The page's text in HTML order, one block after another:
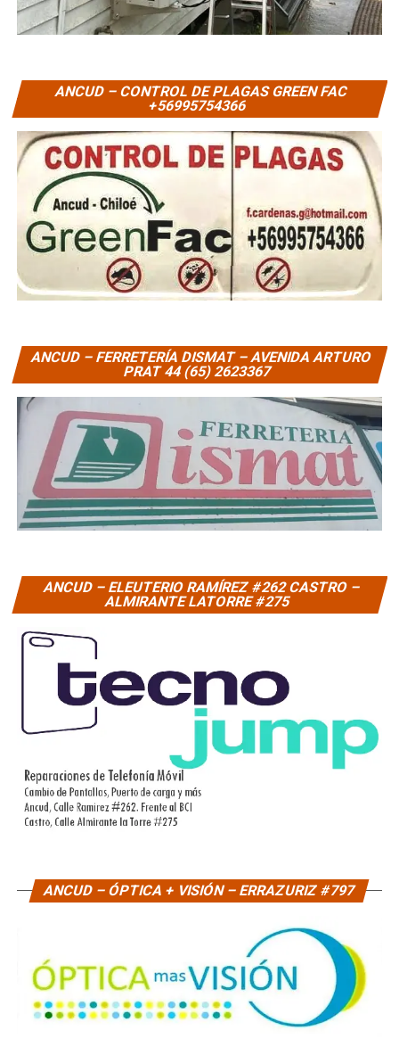
ANCUD – CONTROL DE PLAGAS GREEN FAC
+56995754366
ANCUD – FERRETERÍA DISMAT – AVENIDA ARTURO
PRAT 44 (65) 2623367
ANCUD – ELEUTERIO RAMÍREZ #262 CASTRO –
ALMIRANTE LATORRE #275
ANCUD – ÓPTICA + VISIÓN – ERRAZURIZ #797